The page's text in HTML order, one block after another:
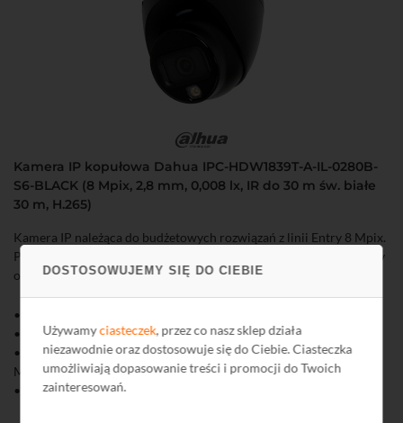
DOSTOSOWUJEMY SIĘ DO CIEBIE
Używamyciasteczek, przez co nasz sklep działa
niezawodnie oraz dostosowuje się do Ciebie. Ciasteczka
umożliwiają dopasowanie treści i promocji do Twoich
zainteresowań.
Kamera IP kopułowa Dahua IPC-HDW1839T-A-IL-0280B-
S6-BLACK (8 Mpix, 2,8 mm, 0,008 lx, IR do 30 m św. białe
30 m, H.265)
Kamera IP należąca do budżetowych rozwiązań z linii Entry 8 Mpix.
Posiada system inteligentnej detekcji ruchu SMD+ oraz hybrydowy
oświetlacz.
• Rozdzielczość 8 MPix
• Obiektyw o stałej ogniskowej 2,8 mm
• Hybrydowy oświetlacz z inteligentnym przełączaniem z 1 diodą
Multi-core Light
• Full-color - kolorowy obraz przez całą dobę